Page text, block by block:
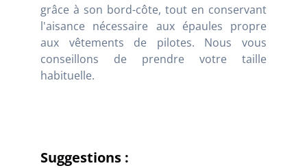
grâce à son bord-côte, tout en conservant
l'aisance nécessaire aux épaules propre
aux vêtements de pilotes. Nous vous
conseillons de prendre votre taille
habituelle.
Suggestions :